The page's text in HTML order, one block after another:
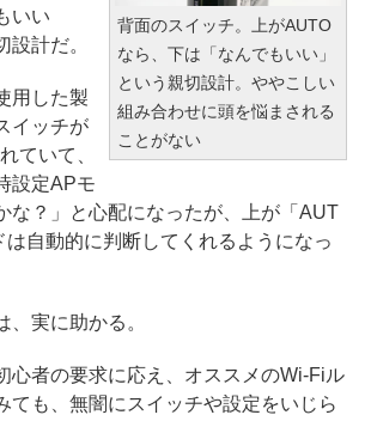
背面のスイッチ。上がAUTO
なら、下は「なんでもいい」
という親切設計。ややこしい
組み合わせに頭を悩まされる
ことがない
いい
設計だ。
用した製
イッチが
ていて、
設定APモ
な？」と心配になったが、上が「AUT
は自動的に判断してくれるようになっ
実に助かる。
者の要求に応え、オススメのWi-Fiル
ても、無闇にスイッチや設定をいじら